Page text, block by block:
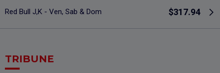
Red Bull J,K - Ven, Sab & Dom $317.94
TRIBUNE